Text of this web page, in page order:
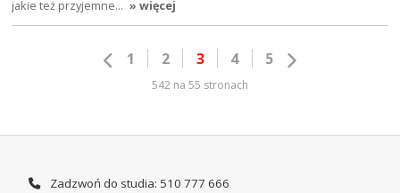
jakie też przyjemne… » więcej
1 2 3 4 5
542 na 55 stronach
Zadzwoń do studia: 510 777 666